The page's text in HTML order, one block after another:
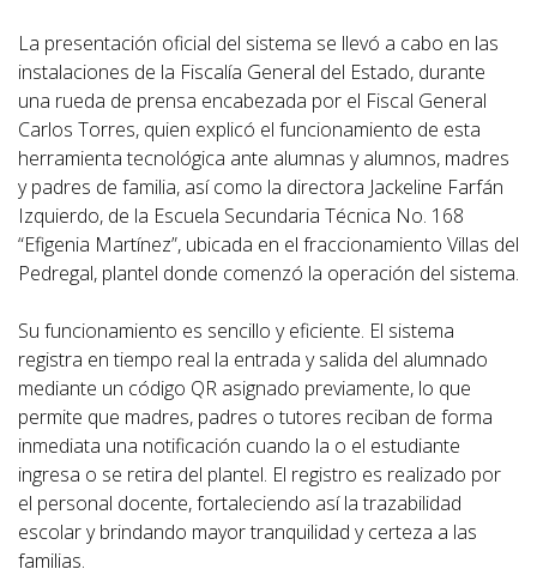
La presentación oficial del sistema se llevó a cabo en las
instalaciones de la Fiscalía General del Estado, durante
una rueda de prensa encabezada por el Fiscal General
Carlos Torres, quien explicó el funcionamiento de esta
herramienta tecnológica ante alumnas y alumnos, madres
y padres de familia, así como la directora Jackeline Farfán
Izquierdo, de la Escuela Secundaria Técnica No. 168
“Efigenia Martínez”, ubicada en el fraccionamiento Villas del
Pedregal, plantel donde comenzó la operación del sistema.
Su funcionamiento es sencillo y eficiente. El sistema
registra en tiempo real la entrada y salida del alumnado
mediante un código QR asignado previamente, lo que
permite que madres, padres o tutores reciban de forma
inmediata una notificación cuando la o el estudiante
ingresa o se retira del plantel. El registro es realizado por
el personal docente, fortaleciendo así la trazabilidad
escolar y brindando mayor tranquilidad y certeza a las
familias.